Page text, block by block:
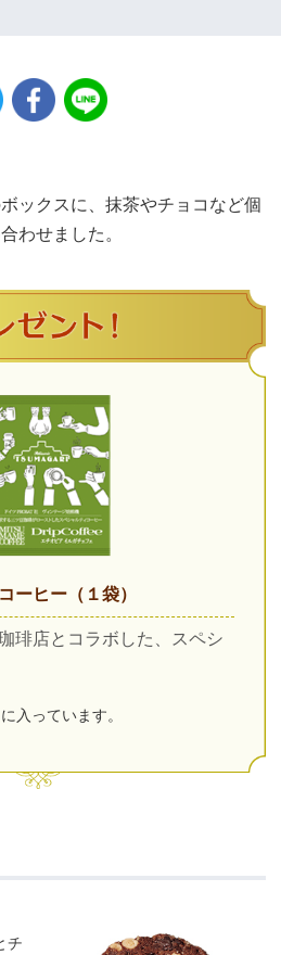
ックスに、抹茶やチョコなど個
わせました。
ーヒー（１袋）
琲店とコラボした、スペシ
入っています。
チ